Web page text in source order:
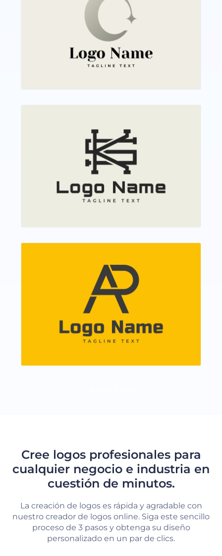
Cree logos profesionales para
cualquier negocio e industria en
cuestión de minutos.
La creación de logos es rápida y agradable con
nuestro creador de logos online. Siga este sencillo
proceso de 3 pasos y obtenga su diseño
personalizado en un par de clics.